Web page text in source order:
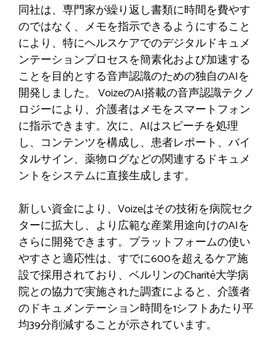
同社は、専門家が繰り返し書類に時間を費やす
のではなく、メモを指示できるようにすること
により、特にヘルスケアでのデジタルドキュメ
ンテーションプロセスを簡素化および加速する
ことを目的とする音声認識のための独自のAIを
開発しました。 VoizeのAI搭載の音声認識テクノ
ロジーにより、介護者はメモをスマートフォン
に指示できます。次に、AIはスピーチを処理
し、コンテンツを構成し、患者レポート、バイ
タルサイン、薬物ログなどの関連するドキュメ
ントをシステムに直接生成します。
新しい資金により、Voizeはその技術を病院セク
ターに拡大し、より広範な産業用途向けのAIを
さらに開発できます。プラットフォームの使い
やすさと適応性は、すでに600を超えるケア施
設で採用されており、ベルリンのCharité大学病
院との協力で実施された調査によると、介護者
のドキュメンテーション時間を1シフトあたり平
均39分削減することが示されています。